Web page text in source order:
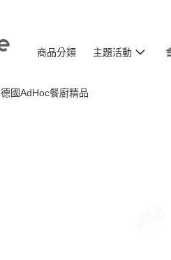
商品分類 主題活動
德國AdHoc餐廚精品